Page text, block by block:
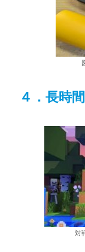
４．長時
対